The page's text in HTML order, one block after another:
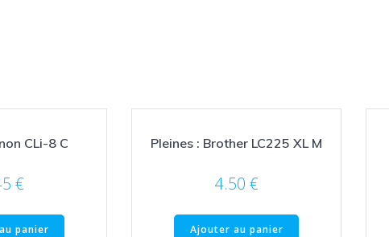
CLi-8 C
€
panier
Pleines : Brother LC225 XL M
4.50 €
Ajouter au panier